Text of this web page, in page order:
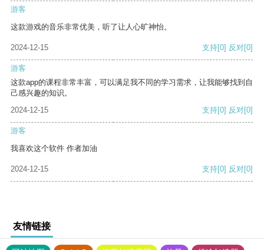
游客
这款游戏的音乐非常优美，听了让人心旷神怡。
2024-12-15 支持[0] 反对[0]
游客
这款app的课程非常丰富，可以满足我不同的学习需求，让我能够找到自
己感兴趣的知识。
2024-12-15
支持[0] 反对[0]
游客
我喜欢这个软件 作者加油
2024-12-15 支持[0] 反对[0]
友情链接